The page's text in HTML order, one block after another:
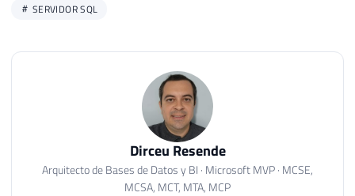
SERVIDOR SQL
Dirceu Resende
Arquitecto de Bases de Datos y BI · Microsoft MVP · MCSE,
MCSA, MCT, MTA, MCP